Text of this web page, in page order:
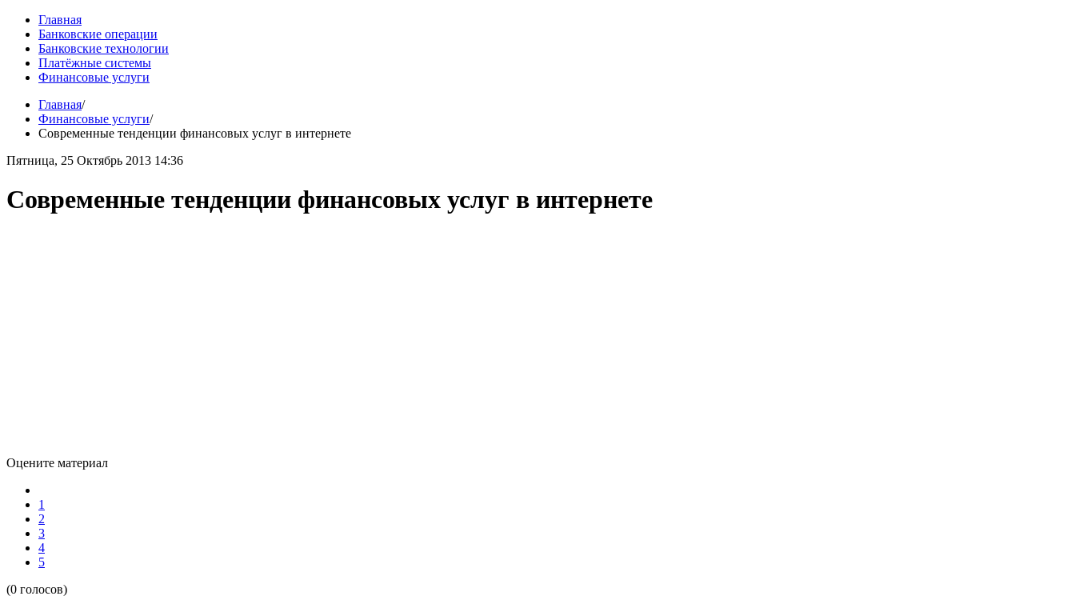
Главная
Банковские операции
Банковские технологии
Платёжные системы
Финансовые услуги
Главная/
Финансовые услуги/
Современные тенденции финансовых услуг в интернете
Пятница, 25 Октябрь 2013 14:36
Современные тенденции финансовых услуг в интернете
Оцените материал
1
2
3
4
5
(0 голосов)